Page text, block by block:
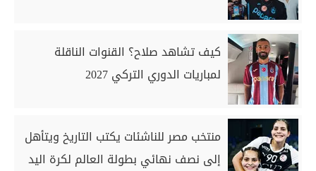
كيف تشاهد صلاح؟ القنوات الناقلة
لمباريات الدوري التركي 2027
منتخب مصر للناشئات يكتب التاريخ ويتأهل
إلى نصف نهائي بطولة العالم لكرة اليد